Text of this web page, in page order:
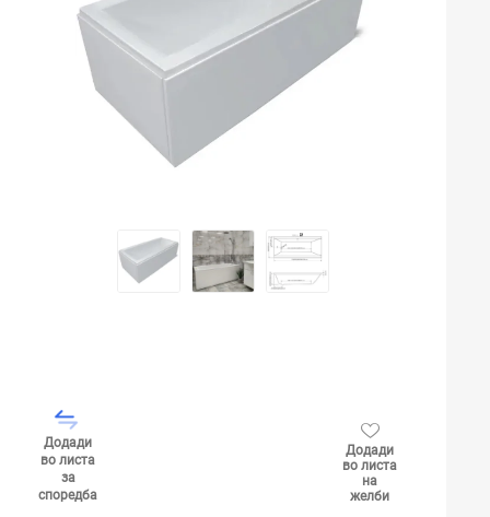
Додади
во листа
за
споредба
Додади
во листа
на
желби